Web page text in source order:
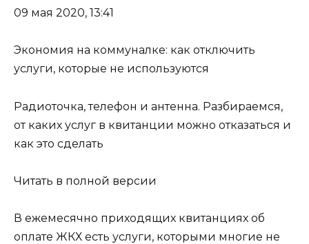
09 мая 2020, 13:41
Экономия на коммуналке: как отключить
услуги, которые не используются
Радиоточка, телефон и антенна. Разбираемся,
от каких услуг в квитанции можно отказаться и
как это сделать
Читать в полной версии
В ежемесячно приходящих квитанциях об
оплате ЖКХ есть услуги, которыми многие не